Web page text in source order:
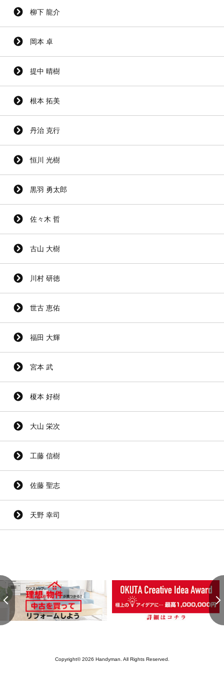
柳下 龍介
岡本 卓
提中 晴樹
根本 拓美
丹治 克行
恒川 光樹
黒羽 勇太郎
佐々木 哲
古山 大樹
川村 研徳
世古 恵佑
福田 大輝
宮本 武
榎本 好樹
大山 栄次
工藤 信樹
佐藤 聖志
天野 幸司
Copyright© 2026 Handyman. All Rights Reserved.